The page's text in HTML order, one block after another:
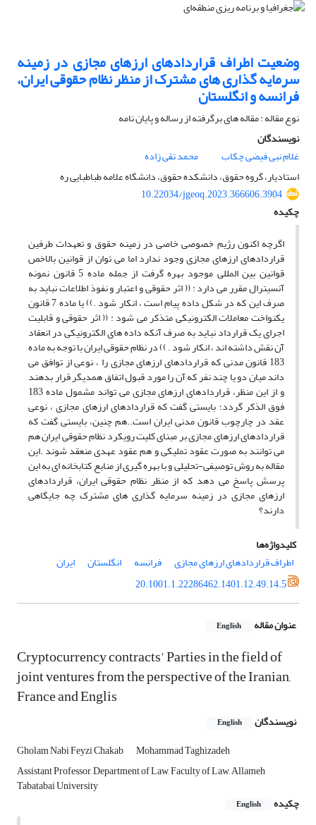
وضعیت اطراف قراردادهای ارزهای مجازی در زمینه
سرمایه گذاری های مشترک از منظر نظام حقوقی ایران،
فرانسه و انگلستان
نوع مقاله : مقاله های برگرفته از رساله و پایان نامه
نویسندگان
غلام نبی فیضی چکاب
محمد تقی زاده
استادیار، گروه حقوق، دانشکده حقوق، دانشگاه علامه طباطبایی ره
10.22034/jgeoq.2023.366606.3904
چکیده
اگرچه اکنون رژیم خصوصی خاصی در زمینه حقوق و تعهدات طرفین
قراردادهای ارزهای مجازی وجود ندارد اما می توان از قوانین بالاخص
قوانین بین المللی موجود بهره گرفت از جمله ماده 5 قانون نمونه
آنسیترال مقرر می دارد : (( اثر حقوقی و اعتبار و نفوذ اطلاعات نباید به
صرف این که در شکل داده پیام است ، انکار شود .)) یا ماده 7 قانون
یکنواخت معاملات الکترونیکی متذکر می شود : (( اثر حقوقی و قابلیت
اجرای یک قرارداد نباید به صرف آنکه داده های الکترونیکی در انعقاد
آن نقش داشته اند ، انکار شود . )) در نظام حقوقی ایران با توجه به ماده
183 قانون مدنی که قراردادهای ارزهای مجازی را ، نوعی از توافق می
داند میان دو یا چند نفر که آن را مورد قبول اتفاق همدیگر قرار بدهند
و از این منظر، قراردادهای ارزهای مجازی می تواند مشمول ماده 183
فوق الذکر گردد؛ بایستی گفت که قراردادهای ارزهای مجازی ، نوعی
عقد در چارچوب قانون مدنی ایران است..هم چنین، بایستی گفت که
قراردادهای ارزهای مجازی بر مبنای کلیت رویکرد نظام حقوقی ایران هم
می توانند به صورت عقود تملیکی و هم عقود عهدی منعقد شوند .این
مقاله به روش توصیفی-تحلیلی و با بهره گیری از منابع کتابخانه ای به این
پرسش پاسخ می دهد که از منظر نظام حقوقی ایران، قراردادهای
ارزهای مجازی در زمینه سرمایه گذاری های مشترک چه جایگاهی
دارند؟
کلیدواژه‌ها
اطراف قراردادهای ارزهای مجازی
فرانسه انگلستان
ایران
20.1001.1.22286462.1401.12.49.14.5
عنوان مقاله English
Cryptocurrency contracts' Parties in the field of
joint ventures from the perspective of the Iranian,
France and Englis
نویسندگان English
Gholam Nabi Feyzi Chakab
Mohammad Taghizadeh
Assistant Professor, Department of Law, Faculty of Law, Allameh
Tabatabai University
چکیده
English